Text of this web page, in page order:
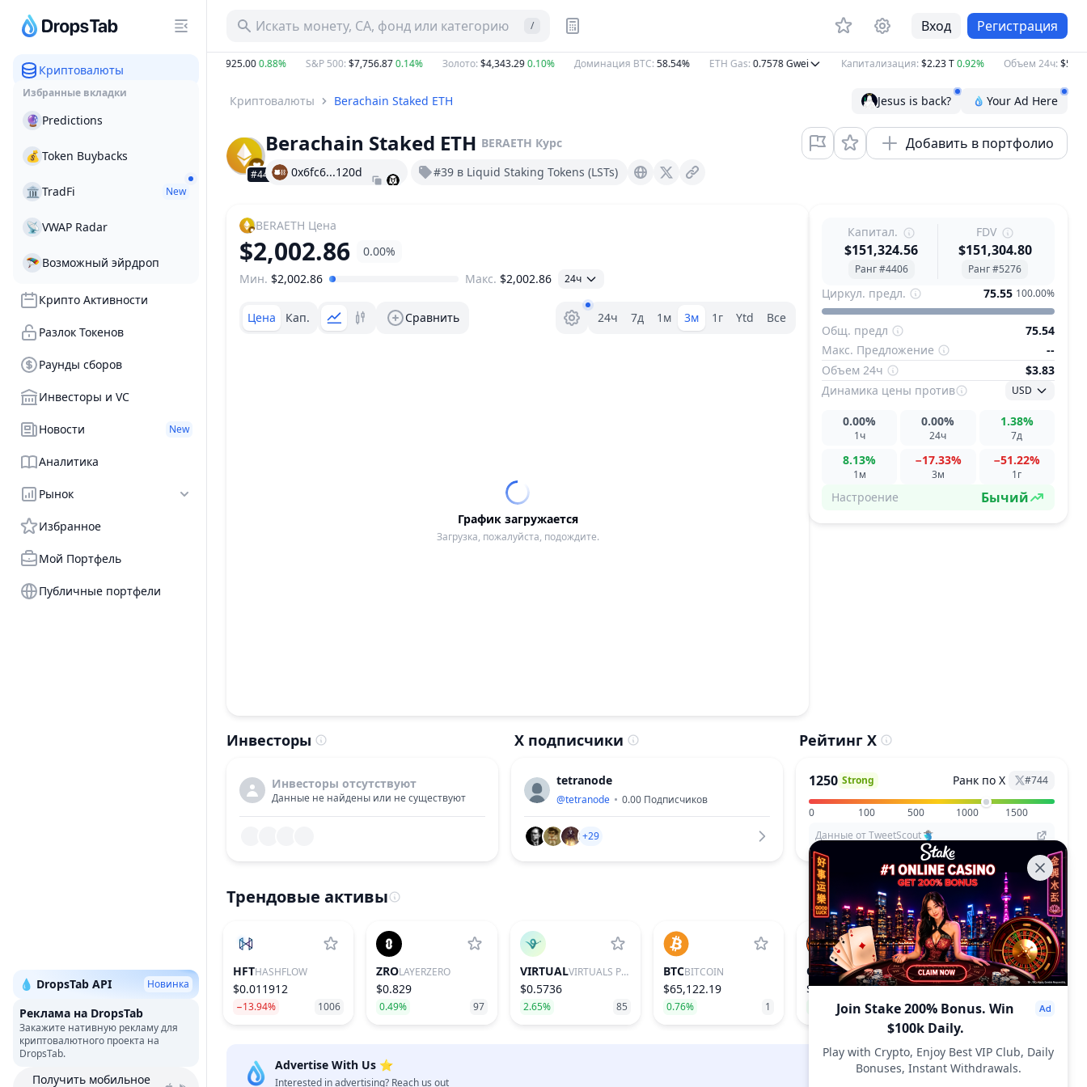
Криптовалюты
Избранные вкладки
🔮 Predictions
💰 Token Buybacks
🏛 TradFi New
📡 VWAP Radar
🪂 Возможный эйрдроп
Крипто Активности
Разлок Токенов
Раунды сборов
Инвесторы и VC
Новости New
Аналитика
Рынок
Избранное
Мой Портфель
Публичные портфели
💧 DropsTab API Новинка
Реклама на DropsTab
Закажите нативную рекламу для
криптовалютного проекта на
DropsTab.
Получить мобильное
Искать монету, CA, фонд или категорию / Вход Регистрация
$1,925.000.88% S&P 500:$7,756.870.14% Золото:$4,343.290.10% Доминация BTC:58.54% ETH Gas:0.7578Gwei Капитализация:$2.23 T0.92% Объем 24ч:$52.46
Криптовалюты Berachain Staked ETH Jesus is back? Your Ad Here
#4406
Berachain Staked ETH BERAETH Курс Добавить в портфолио
0x6fc6...120d #39 в Liquid Staking Tokens (LSTs) Berachain.dinero.xyz X (Twitter)
BERAETH Цена
$2,002.86 0.00%
Ценовой диапазон
Мин. $2,002.86 Макс. $2,002.86 24ч
Цена Кап. Сравнить Селектор диапазона.
24ч 7д 1м 3м 1г Ytd Все
График загружается
Загрузка, пожалуйста, подождите.
Капитал.
$151,324.56
Ранг #4406
FDV
$151,304.80
Ранг #5276
Циркул. предл. 75.55 100.00%
Общ. предл
75.54
Макс. Предложение
--
Объем 24ч
$3.83
Динамика цены против USD
1ч
0.00%
24ч
0.00%
7д
1.38%
1м
8.13%
3м
−17.33%
1г
−51.22%
Настроение Бычий
Инвесторы
Инвесторы отсутствуют
Данные не найдены или не существуют
X подписчики
tetranode
@tetranode 0.00 Подписчиков
+29
Рейтинг X
1250 Strong Ранк по X #744
0 100 500 1000
1500
Данные от TweetScout
Трендовые активы
HFTHASHFLOW
$0.011912
−13.94% 1006
ZROLAYERZERO
$0.829
0.49% 97
VIRTUAL VIRTUALS PROTOCOL
$0.5736
2.65% 85
BTCBITCOIN
$65,122.19
0.76% 1
OPNOPINION
$0.054
3.26% 1071
Advertise With Us ⭐️
Interested in advertising? Reach us out DropsTab.com
Join Stake 200% Bonus. Win
$100k Daily.
Play with Crypto, Enjoy Best VIP Club, Daily
Bonuses, Instant Withdrawals.